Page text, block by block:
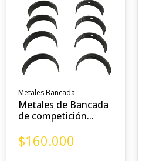
Metales Bancada
Metales de Bancada
de competición...
$160.000